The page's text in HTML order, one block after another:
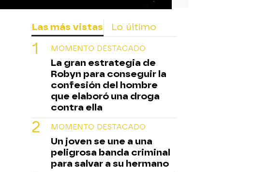
Las más vistas Lo último
MOMENTO DESTACADO
La gran estrategia de
Robyn para conseguir la
confesión del hombre
que elaboró una droga
contra ella
MOMENTO DESTACADO
Un joven se une a una
peligrosa banda criminal
para salvar a su hermano